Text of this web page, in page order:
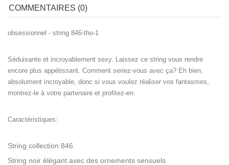
COMMENTAIRES (0)
obsessionnel - string 846-tho-1
Séduisante et incroyablement sexy. Laissez ce string vous rendre
encore plus appétissant. Comment seriez-vous avec ça? Eh bien,
absolument incroyable, donc si vous voulez réaliser vos fantasmes,
montrez-le à votre partenaire et profitez-en.
Caractéristiques:
String collection 846
String noir élégant avec des ornements sensuels